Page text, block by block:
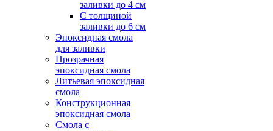
заливки до 4 см
С толщиной
заливки до 6 см
Эпоксидная смола
для заливки
Прозрачная
эпоксидная смола
Литьевая эпоксидная
смола
Конструкционная
эпоксидная смола
Смола с